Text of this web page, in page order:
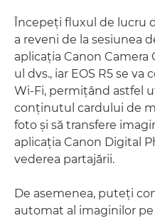
Începeţi fluxul de lucru
a reveni de la sesiunea
aplicaţia Canon
ul dvs., iar EOS R5 se
Wi-Fi, permiţând astfel
conţinutul cardului de
foto şi să transfere
aplicaţia Canon Digital
vederea partajării.
De asemenea, puteţi
automat al imaginilor pe